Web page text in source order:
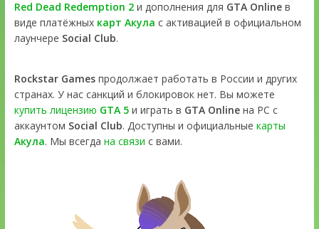
Red Dead Redemption 2и дополнения для GTA Onlineв
виде платёжных карт Акула с активацией в официальном
лаунчере Social Club.
Rockstar Gamesпродолжает работать в России и других
странах. У нас санкций и блокировок нет. Вы можете
купить лицензию GTA 5и играть в GTA Onlineна PC с
аккаунтом Social Club. Доступны и официальные карты
Акула. Мы всегда на связи с вами.